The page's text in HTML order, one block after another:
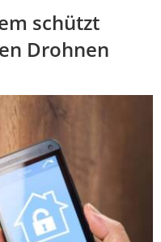
schützt
Drohnen